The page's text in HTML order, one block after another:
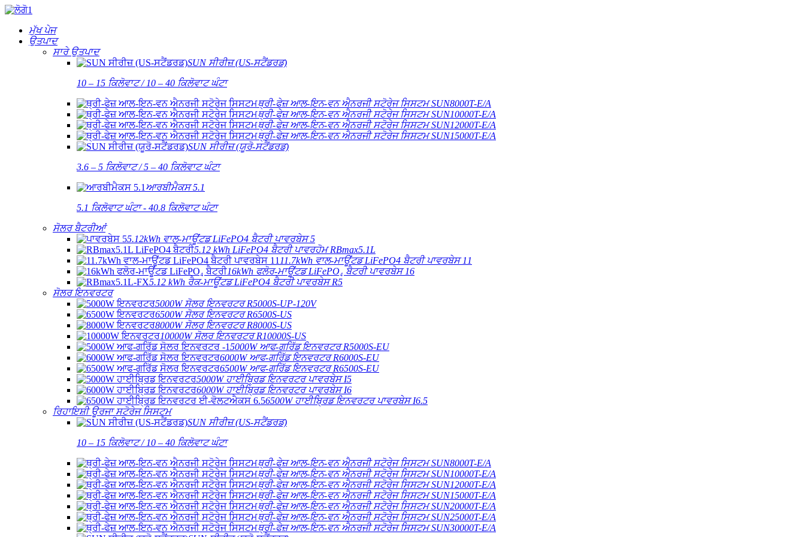
ਮੁੱਖ ਪੇਜ
ਉਤਪਾਦ
ਸਾਰੇ ਉਤਪਾਦ
SUN ਸੀਰੀਜ਼ (US-ਸਟੈਂਡਰਡ)
10 – 15 ਕਿਲੋਵਾਟ / 10 – 40 ਕਿਲੋਵਾਟ ਘੰਟਾ
ਥ੍ਰੀ-ਫੇਜ਼ ਆਲ-ਇਨ-ਵਨ ਐਨਰਜੀ ਸਟੋਰੇਜ ਸਿਸਟਮ SUN8000T-E/A
ਥ੍ਰੀ-ਫੇਜ਼ ਆਲ-ਇਨ-ਵਨ ਐਨਰਜੀ ਸਟੋਰੇਜ ਸਿਸਟਮ SUN10000T-E/A
ਥ੍ਰੀ-ਫੇਜ਼ ਆਲ-ਇਨ-ਵਨ ਐਨਰਜੀ ਸਟੋਰੇਜ ਸਿਸਟਮ SUN12000T-E/A
ਥ੍ਰੀ-ਫੇਜ਼ ਆਲ-ਇਨ-ਵਨ ਐਨਰਜੀ ਸਟੋਰੇਜ ਸਿਸਟਮ SUN15000T-E/A
SUN ਸੀਰੀਜ਼ (ਯੂਰੋ-ਸਟੈਂਡਰਡ)
3.6 – 5 ਕਿਲੋਵਾਟ / 5 – 40 ਕਿਲੋਵਾਟ ਘੰਟਾ
ਆਰਬੀਮੈਕਸ 5.1
5.1 ਕਿਲੋਵਾਟ ਘੰਟਾ - 40.8 ਕਿਲੋਵਾਟ ਘੰਟਾ
ਸੋਲਰ ਬੈਟਰੀਆਂ
5.12kWh ਵਾਲ-ਮਾਊਂਟਡ LiFePO4 ਬੈਟਰੀ ਪਾਵਰਬੇਸ 5
5.12 kWh LiFePO4 ਬੈਟਰੀ ਪਾਵਰਹੋਮ RBmax5.1L
11.7kWh ਵਾਲ-ਮਾਊਂਟਡ LiFePO4 ਬੈਟਰੀ ਪਾਵਰਬੇਸ 11
16kWh ਫਲੋਰ-ਮਾਊਂਟਡ LiFePO₄ ਬੈਟਰੀ ਪਾਵਰਬੇਸ 16
5.12 kWh ਰੈਕ-ਮਾਊਂਟਡ LiFePO4 ਬੈਟਰੀ ਪਾਵਰਬੇਸ R5
ਸੋਲਰ ਇਨਵਰਟਰ
5000W ਸੋਲਰ ਇਨਵਰਟਰ R5000S-UP-120V
6500W ਸੋਲਰ ਇਨਵਰਟਰ R6500S-US
8000W ਸੋਲਰ ਇਨਵਰਟਰ R8000S-US
10000W ਸੋਲਰ ਇਨਵਰਟਰ R10000S-US
5000W ਆਫ-ਗਰਿੱਡ ਇਨਵਰਟਰ R5000S-EU
6000W ਆਫ-ਗਰਿੱਡ ਇਨਵਰਟਰ R6000S-EU
6500W ਆਫ-ਗਰਿੱਡ ਇਨਵਰਟਰ R6500S-EU
5000W ਹਾਈਬ੍ਰਿਡ ਇਨਵਰਟਰ ਪਾਵਰਬੇਸ I5
6000W ਹਾਈਬ੍ਰਿਡ ਇਨਵਰਟਰ ਪਾਵਰਬੇਸ I6
6500W ਹਾਈਬ੍ਰਿਡ ਇਨਵਰਟਰ ਪਾਵਰਬੇਸ I6.5
ਰਿਹਾਇਸ਼ੀ ਊਰਜਾ ਸਟੋਰੇਜ ਸਿਸਟਮ
SUN ਸੀਰੀਜ਼ (US-ਸਟੈਂਡਰਡ)
10 – 15 ਕਿਲੋਵਾਟ / 10 – 40 ਕਿਲੋਵਾਟ ਘੰਟਾ
ਥ੍ਰੀ-ਫੇਜ਼ ਆਲ-ਇਨ-ਵਨ ਐਨਰਜੀ ਸਟੋਰੇਜ ਸਿਸਟਮ SUN8000T-E/A
ਥ੍ਰੀ-ਫੇਜ਼ ਆਲ-ਇਨ-ਵਨ ਐਨਰਜੀ ਸਟੋਰੇਜ ਸਿਸਟਮ SUN10000T-E/A
ਥ੍ਰੀ-ਫੇਜ਼ ਆਲ-ਇਨ-ਵਨ ਐਨਰਜੀ ਸਟੋਰੇਜ ਸਿਸਟਮ SUN12000T-E/A
ਥ੍ਰੀ-ਫੇਜ਼ ਆਲ-ਇਨ-ਵਨ ਐਨਰਜੀ ਸਟੋਰੇਜ ਸਿਸਟਮ SUN15000T-E/A
ਥ੍ਰੀ-ਫੇਜ਼ ਆਲ-ਇਨ-ਵਨ ਐਨਰਜੀ ਸਟੋਰੇਜ ਸਿਸਟਮ SUN20000T-E/A
ਥ੍ਰੀ-ਫੇਜ਼ ਆਲ-ਇਨ-ਵਨ ਐਨਰਜੀ ਸਟੋਰੇਜ ਸਿਸਟਮ SUN25000T-E/A
ਥ੍ਰੀ-ਫੇਜ਼ ਆਲ-ਇਨ-ਵਨ ਐਨਰਜੀ ਸਟੋਰੇਜ ਸਿਸਟਮ SUN30000T-E/A